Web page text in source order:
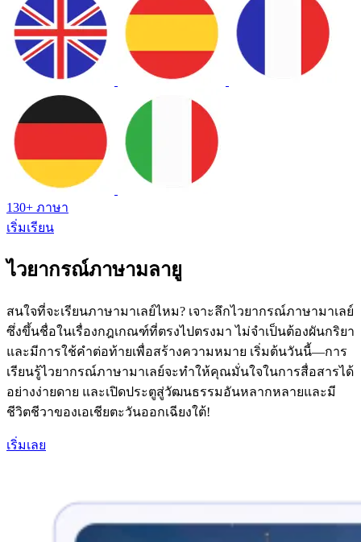
130+ ภาษา
เริ่มเรียน
ไวยากรณ์ภาษามลายู
สนใจที่จะเรียนภาษามาเลย์ไหม? เจาะลึกไวยากรณ์ภาษามาเลย์
ซึ่งขึ้นชื่อในเรื่องกฎเกณฑ์ที่ตรงไปตรงมา ไม่จำเป็นต้องผันกริยา
และมีการใช้คำต่อท้ายเพื่อสร้างความหมาย เริ่มต้นวันนี้—การ
เรียนรู้ไวยากรณ์ภาษามาเลย์จะทำให้คุณมั่นใจในการสื่อสารได้
อย่างง่ายดาย และเปิดประตูสู่วัฒนธรรมอันหลากหลายและมี
ชีวิตชีวาของเอเชียตะวันออกเฉียงใต้!
เริ่มเลย